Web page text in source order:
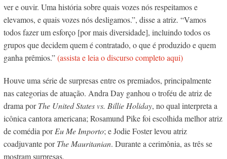
ver e ouvir. Uma história sobre quais vozes nós respeitamos e
elevamos, e quais vozes nós desligamos.”, disse a atriz. “Vamos
todos fazer um esforço [por mais diversidade], incluindo todos os
grupos que decidem quem é contratado, o que é produzido e quem
ganha prêmios.”(assista e leia o discurso completo aqui)
Houve uma série de surpresas entre os premiados, principalmente
nas categorias de atuação. Andra Day ganhou o troféu de atriz de
drama porThe United States vs. Billie Holiday, no qual interpreta a
icônica cantora americana; Rosamund Pike foi escolhida melhor atriz
de comédia porEu Me Importo; e Jodie Foster levou atriz
coadjuvante porThe Mauritanian. Durante a cerimônia, as três se
mostram surpresas.